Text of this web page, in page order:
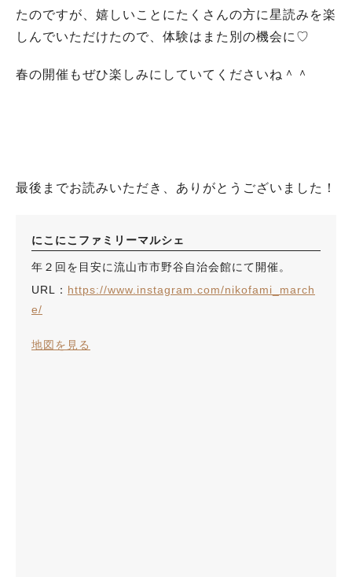
たのですが、嬉しいことにたくさんの方に星読みを楽
しんでいただけたので、体験はまた別の機会に♡
春の開催もぜひ楽しみにしていてくださいね＾＾
最後までお読みいただき、ありがとうございました！
にこにこファミリーマルシェ
年２回を目安に流山市市野谷自治会館にて開催。
URL： https://www.instagram.com/nikofami_march
e/
地図を見る